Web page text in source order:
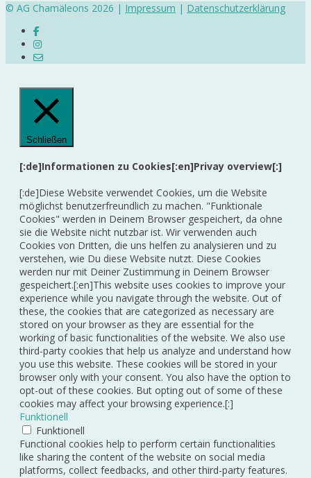
© AG Chamäleons 2026 | Impressum | Datenschutzerklärung
Schließen
[:de]Informationen zu Cookies[:en]Privay overview[:]
[:de]Diese Website verwendet Cookies, um die Website
möglichst benutzerfreundlich zu machen. "Funktionale
Cookies" werden in Deinem Browser gespeichert, da ohne
sie die Website nicht nutzbar ist. Wir verwenden auch
Cookies von Dritten, die uns helfen zu analysieren und zu
verstehen, wie Du diese Website nutzt. Diese Cookies
werden nur mit Deiner Zustimmung in Deinem Browser
gespeichert.[:en]This website uses cookies to improve your
experience while you navigate through the website. Out of
these, the cookies that are categorized as necessary are
stored on your browser as they are essential for the
working of basic functionalities of the website. We also use
third-party cookies that help us analyze and understand how
you use this website. These cookies will be stored in your
browser only with your consent. You also have the option to
opt-out of these cookies. But opting out of some of these
cookies may affect your browsing experience.[:]
Funktionell
Funktionell
Functional cookies help to perform certain functionalities
like sharing the content of the website on social media
platforms, collect feedbacks, and other third-party features.